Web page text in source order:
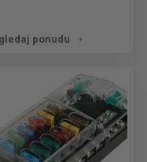
ponudu